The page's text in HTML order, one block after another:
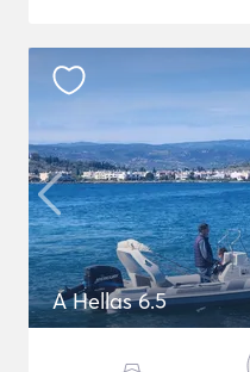
A Hellas 6.5